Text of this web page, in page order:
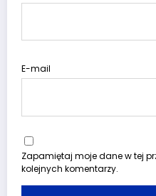
E-mail
Zapamiętaj moje dane w tej
kolejnych komentarzy.